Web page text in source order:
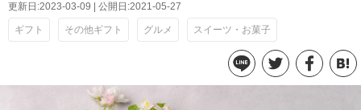
更新日:2023-03-09 | 公開日:2021-05-27
ギフト その他ギフト グルメ スイーツ・お菓子